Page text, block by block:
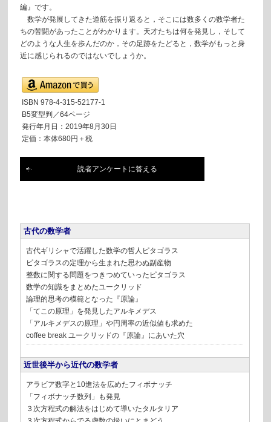
編』です。
数学が発展してきた道筋を振り返ると，そこには数多くの数学者た
ちの苦闘があったことがわかります。天才たちは何を発見し，そして
どのような人生を歩んだのか，その足跡をたどると，数学がもっと身
近に感じられるのではないでしょうか。
ISBN 978-4-315-52177-1
B5変型判／64ページ
発行年月日：2019年8月30日
定価：本体680円＋税
読者アンケートに答える
古代の数学者
古代ギリシャで活躍した数学の哲人ピタゴラス
ピタゴラスの定理から生まれた思わぬ副産物
整数に関する問題をつきつめていったピタゴラス
数学の知識をまとめたユークリッド
論理的思考の模範となった『原論』
「てこの原理」を発見したアルキメデス
「アルキメデスの原理」や円周率の近似値も求めた
coffee break ユークリッドの『原論』にあいた穴
近世後半から近代の数学者
アラビア数字と10進法を広めたフィボナッチ
「フィボナッチ数列」も発見
３次方程式の解法をはじめて導いたタルタリア